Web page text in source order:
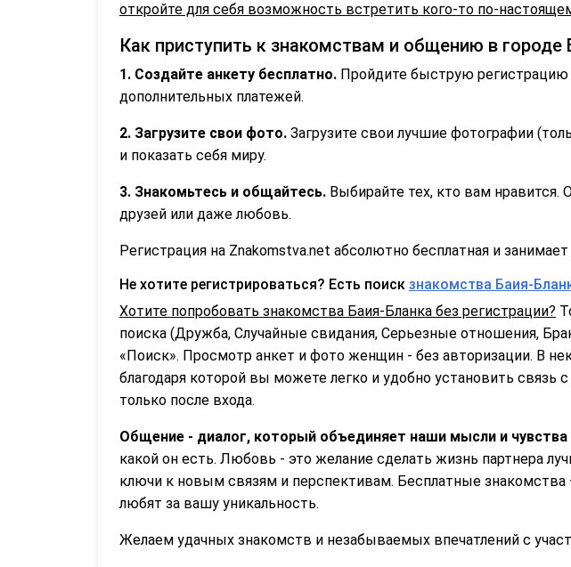
откройте для себя возможность встретить кого-то по-
Как приступить к знакомствам и общению в городе
1. Создайте анкету бесплатно. Пройдите быструю регистрацию
дополнительных платежей.
2. Загрузите свои фото. Загрузите свои лучшие фотографии
и показать себя миру.
3. Знакомьтесь и общайтесь. Выбирайте тех, кто вам нравится.
друзей или даже любовь.
Регистрация на Znakomstva.net абсолютно бесплатная и
Не хотите регистрироваться? Есть поиск знакомства Баия-
Хотите попробовать знакомства Баия-Бланка без регистрации?
поиска (Дружба, Случайные свидания, Серьезные отношения,
«Поиск». Просмотр анкет и фото женщин - без авторизации. В
благодаря которой вы можете легко и удобно установить связь
только после входа.
Общение - диалог, который объединяет наши мысли и
какой он есть. Любовь - это желание сделать жизнь партнера
ключи к новым связям и перспективам. Бесплатные
любят за вашу уникальность.
Желаем удачных знакомств и незабываемых впечатлений с